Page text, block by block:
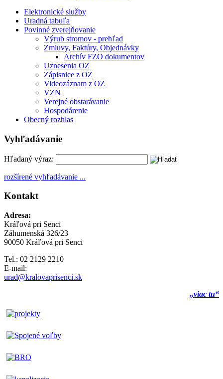
Elektronické služby
Uradná tabuľa
Povinné zverejňovanie
Výrub stromov - prehľad
Zmluvy, Faktúry, Objednávky
Archív FZO dokumentov
Uznesenia OZ
Zápisnice z OZ
Videozáznam z OZ
VZN
Verejné obstarávanie
Hospodárenie
Obecný rozhlas
Vyhľadávanie
Hľadaný výraz:
rozšírené vyhľadávanie ...
Kontakt
Adresa:
Kráľová pri Senci
Záhumenská 326/23
90050 Kráľová pri Senci
Tel.: 02 2129 2210
E-mail:
urad@kralovaprisenci.sk
„viac tu“